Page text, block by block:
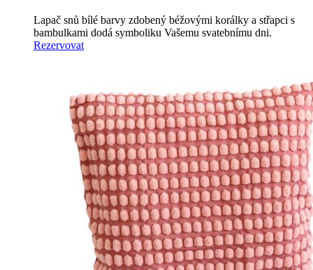
Lapač snů bílé barvy zdobený béžovými korálky a střapci s
bambulkami dodá symboliku Vašemu svatebnímu dni.
Rezervovat